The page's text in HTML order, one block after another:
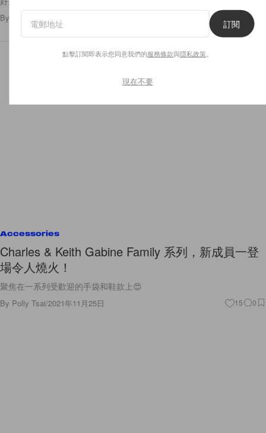
By Polly Tsai 2021年11月25日 0
Accessories
Charles & Keith Gabine Family 系列，新成員一登
場令人燒火！
聚焦在一系列受歡迎的手袋和鞋款上😍
By Polly Tsai/2021年11月25日 15 0
訂閱
點擊訂閱即表示您同意我們的服務條款與隱私政策
現在不要